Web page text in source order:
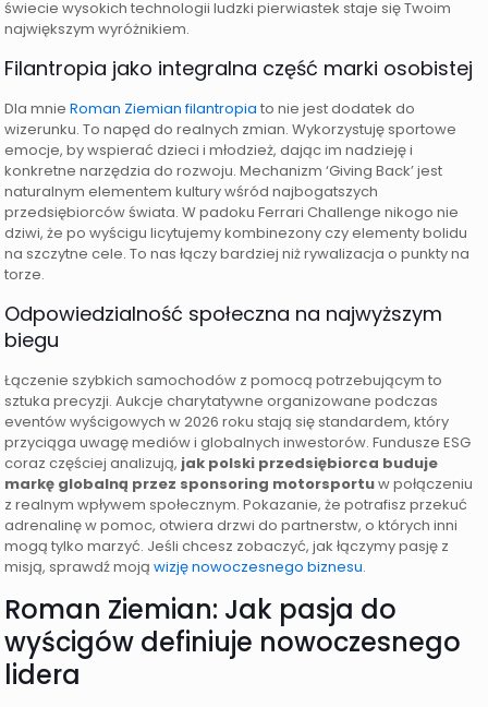
świecie wysokich technologii ludzki pierwiastek staje się Twoim
największym wyróżnikiem.
Filantropia jako integralna część marki osobistej
Dla mnieRoman Ziemian filantropia to nie jest dodatek do
wizerunku. To napęd do realnych zmian. Wykorzystuję sportowe
emocje, by wspierać dzieci i młodzież, dając im nadzieję i
konkretne narzędzia do rozwoju. Mechanizm ‘Giving Back’ jest
naturalnym elementem kultury wśród najbogatszych
przedsiębiorców świata. W padoku Ferrari Challenge nikogo nie
dziwi, że po wyścigu licytujemy kombinezony czy elementy bolidu
na szczytne cele. To nas łączy bardziej niż rywalizacja o punkty na
torze.
Odpowiedzialność społeczna na najwyższym
biegu
Łączenie szybkich samochodów z pomocą potrzebującym to
sztuka precyzji. Aukcje charytatywne organizowane podczas
eventów wyścigowych w 2026 roku stają się standardem, który
przyciąga uwagę mediów i globalnych inwestorów. Fundusze ESG
coraz częściej analizują, jak polski przedsiębiorca buduje
markę globalną przez sponsoring motorsportuw połączeniu
z realnym wpływem społecznym. Pokazanie, że potrafisz przekuć
adrenalinę w pomoc, otwiera drzwi do partnerstw, o których inni
mogą tylko marzyć. Jeśli chcesz zobaczyć, jak łączymy pasję z
misją, sprawdź mojąwizję nowoczesnego biznesu.
Roman Ziemian: Jak pasja do
wyścigów definiuje nowoczesnego
lidera